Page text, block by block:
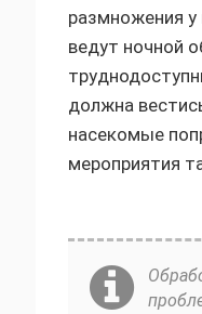
размножения у
ведут ночной
должна
насекомые
мероприятия